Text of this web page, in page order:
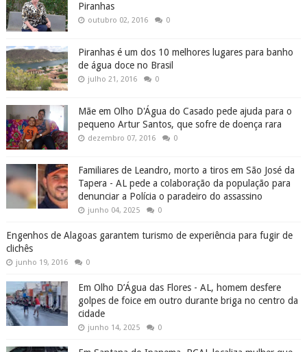
Piranhas
outubro 02, 2016 0
Piranhas é um dos 10 melhores lugares para banho
de água doce no Brasil
julho 21, 2016 0
Mãe em Olho D'Água do Casado pede ajuda para o
pequeno Artur Santos, que sofre de doença rara
dezembro 07, 2016 0
Familiares de Leandro, morto a tiros em São José da
Tapera - AL pede a colaboração da população para
denunciar a Polícia o paradeiro do assassino
junho 04, 2025 0
Engenhos de Alagoas garantem turismo de experiência para fugir de
clichês
junho 19, 2016 0
Em Olho D’Água das Flores - AL, homem desfere
golpes de foice em outro durante briga no centro da
cidade
junho 14, 2025 0